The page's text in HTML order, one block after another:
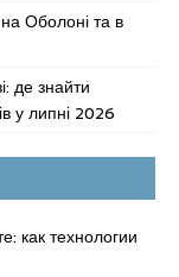
на Оболоні та в
де знайти
у липні 2026
как технологии